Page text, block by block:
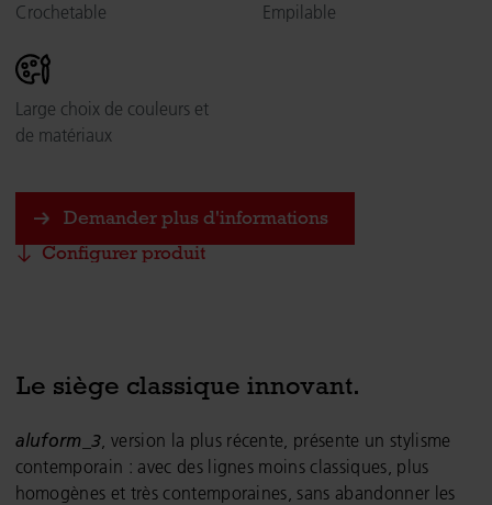
Crochetable Empilable
Large choix de couleurs et
de matériaux
Demander plus d'informations
Configurer produit
Le siège classique innovant.
aluform_3 , version la plus récente, présente un stylisme
contemporain : avec des lignes moins classiques, plus
homogènes et très contemporaines, sans abandonner les